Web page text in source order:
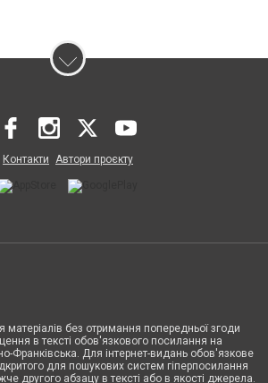
Контакти Автори проєкту
матеріалів без отримання попередньої згоди
в тексті обов'язкового посилання на
Франківська. Для інтернет-видань обов'язкове
для пошукових систем гіперпосилання
другого абзацу в тексті або в якості джерела.